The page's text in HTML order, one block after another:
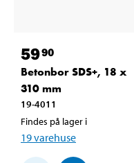
5990
Betonbor SDS+, 18 x
310 mm
19-4011
Findes på lager i
19varehuse